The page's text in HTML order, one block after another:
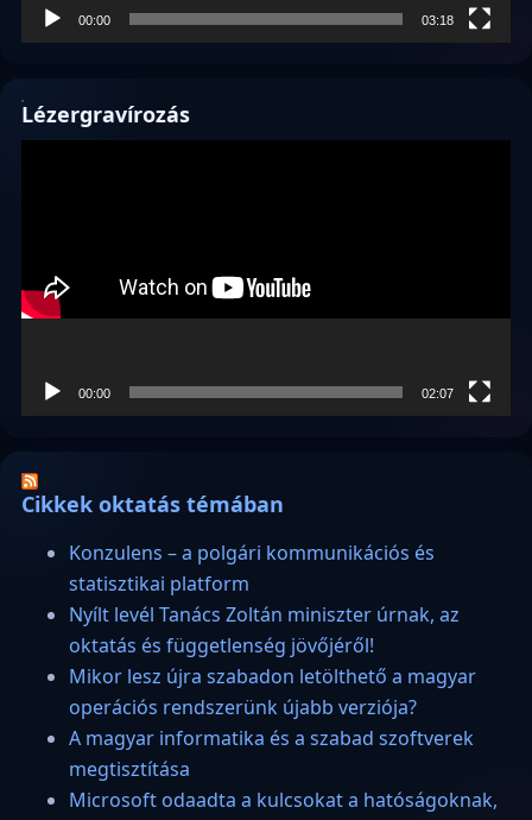
00:00 03:18
Lézergravírozás
00:00 02:07
Cikkek oktatás témában
Konzulens – a polgári kommunikációs és
statisztikai platform
Nyílt levél Tanács Zoltán miniszter úrnak, az
oktatás és függetlenség jövőjéről!
Mikor lesz újra szabadon letölthető a magyar
operációs rendszerünk újabb verziója?
A magyar informatika és a szabad szoftverek
megtisztítása
Microsoft odaadta a kulcsokat a hatóságoknak,